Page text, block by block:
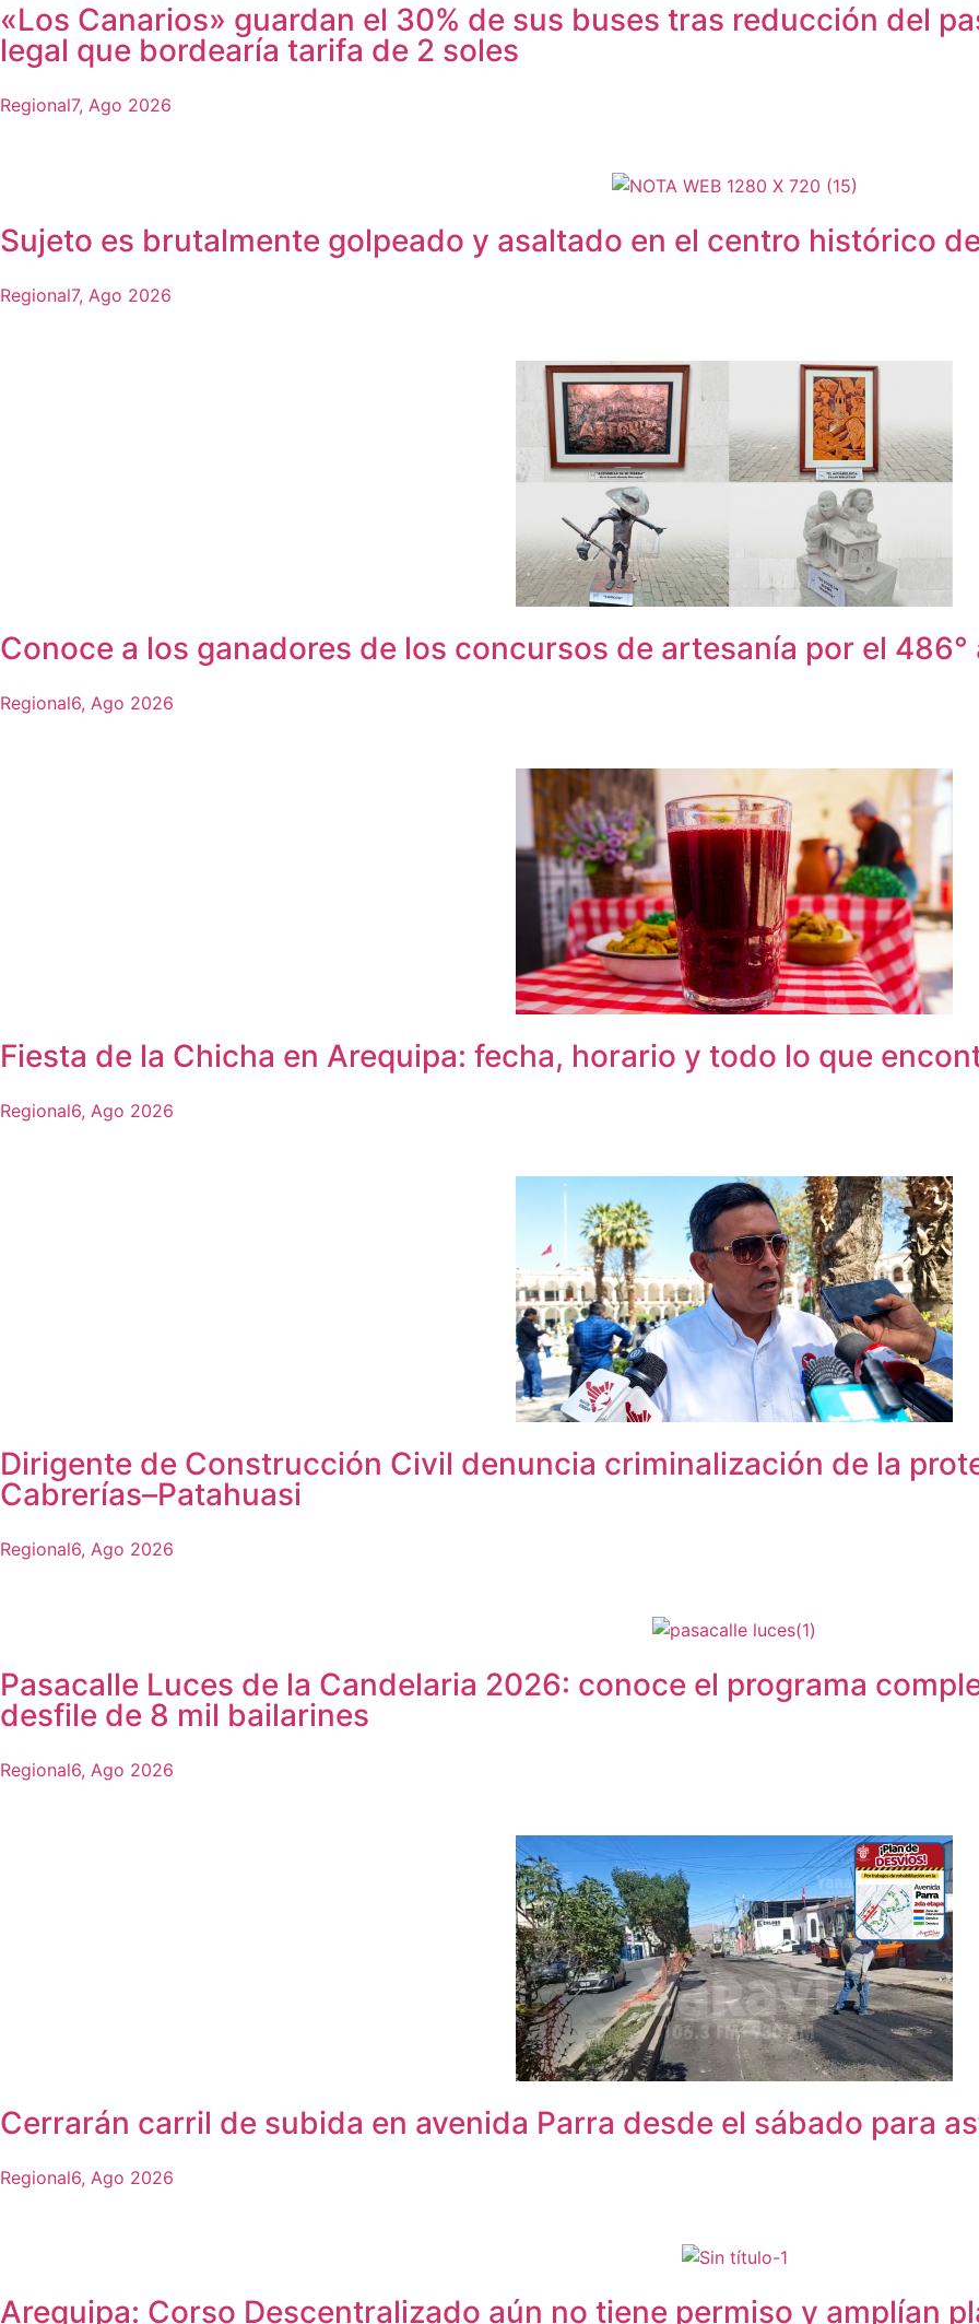
«Los Canarios» guardan el 30% de sus buses tras reducción del
legal que bordearía tarifa de 2 soles
Regional7, Ago 2026
Sujeto es brutalmente golpeado y asaltado en el centro histórico
Regional7, Ago 2026
Conoce a los ganadores de los concursos de artesanía por el
Regional6, Ago 2026
Fiesta de la Chicha en Arequipa: fecha, horario y todo lo que
Regional6, Ago 2026
Dirigente de Construcción Civil denuncia criminalización de la
Cabrerías–Patahuasi
Regional6, Ago 2026
Pasacalle Luces de la Candelaria 2026: conoce el programa
desfile de 8 mil bailarines
Regional6, Ago 2026
Cerrarán carril de subida en avenida Parra desde el sábado para
Regional6, Ago 2026
Arequipa: Corso Descentralizado aún no tiene permiso y amplían